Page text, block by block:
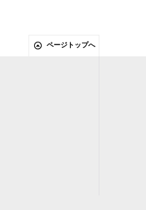
ページトップへ